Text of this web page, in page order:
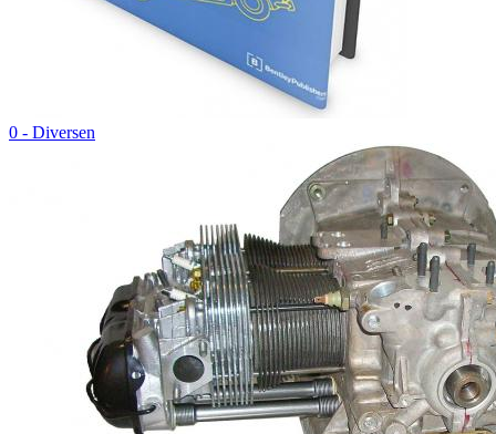
0 - Diversen